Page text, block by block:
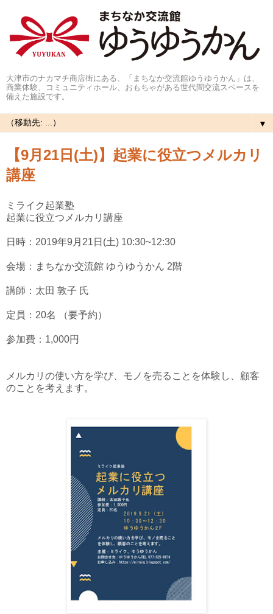
大津市のナカマチ商店街にある、「まちなか交流館ゆうゆうかん」は、
商業体験、コミュニティホール、おもちゃがある世代間交流スペースを
備えた施設です。
▼
【9月21日(土)】起業に役立つメルカリ
講座
ミライク起業塾
起業に役立つメルカリ講座
日時：2019年9月21日(土) 10:30~12:30
会場：まちなか交流館 ゆうゆうかん 2階
講師：太田 敦子 氏
定員：20名 （要予約）
参加費：1,000円
メルカリの使い方を学び、モノを売ることを体験し、顧客
のことを考えます。